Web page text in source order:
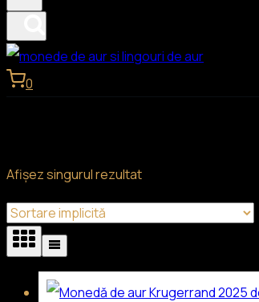
0
Afișez singurul rezultat